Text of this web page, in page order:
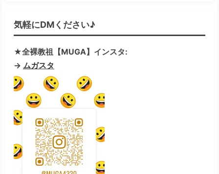
気軽にDMください♪
★全裸教祖【MUGA】インスタ:
→ ムガスタ